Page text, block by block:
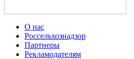
О нас
Россельхознадзор
Партнеры
Рекламодателям